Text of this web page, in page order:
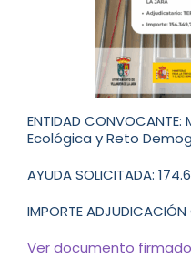
ENTIDAD
Ecológica y Reto
AYUDA SOLICITADA:
IMPORTE
Ver documento